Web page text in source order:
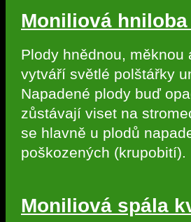
Moniliová
Plody hnědnou,
vytváří světlé polštářky
Napadené plody buď
zůstávají viset na
se hlavně u plodů
poškozených (krupobití).
Moniliová spála